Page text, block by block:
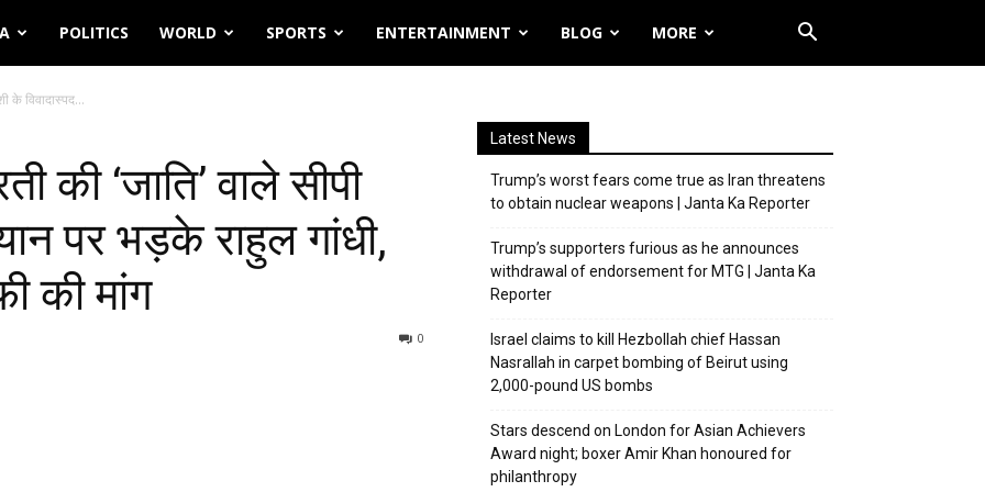
POLITICS WORLD SPORTS ENTERTAINMENT BLOG MORE
के विवादास्‍पद...
की ‘जाति’ वाले सीपी
पर भड़के राहुल गांधी,
की मांग
0
Latest News
Trump’s worst fears come true as Iran threatens
to obtain nuclear weapons | Janta Ka Reporter
Trump’s supporters furious as he announces
withdrawal of endorsement for MTG | Janta Ka
Reporter
Israel claims to kill Hezbollah chief Hassan
Nasrallah in carpet bombing of Beirut using
2,000-pound US bombs
Stars descend on London for Asian Achievers
Award night; boxer Amir Khan honoured for
philanthropy